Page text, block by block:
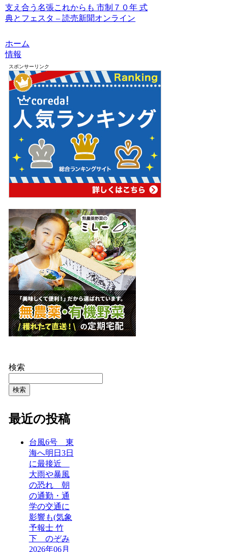
支え合う名張これからも 市制７０年 式
典とフェスタ – 読売新聞オンライン
ホーム
情報
スポンサーリンク
検索
検索
最近の投稿
台風6号 東
海へ明日3日
に最接近
大雨や暴風
の恐れ 朝
の通勤・通
学の交通に
影響も(気象
予報士 竹
下 のぞみ
2026年06月